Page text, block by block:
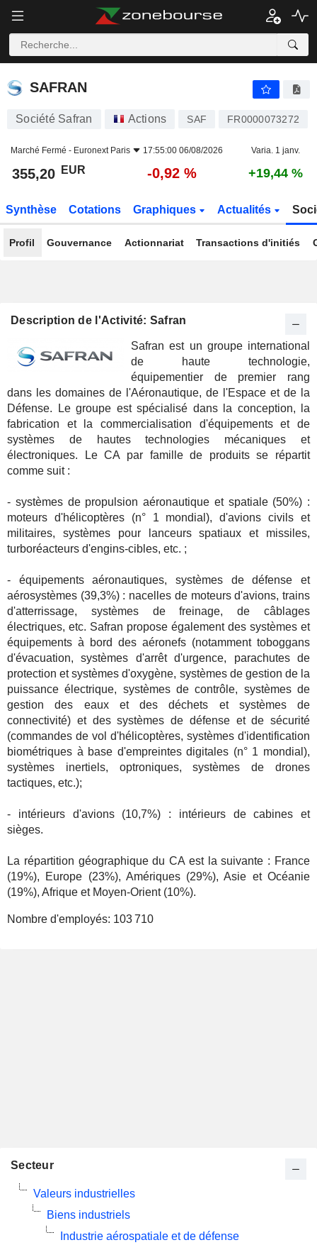
SAFRAN
SAFRAN
Société Safran Actions SAF FR0000073272
Marché Fermé - Euronext Paris 17:55:00 06/08/2026 Varia. 1 janv.
355,20 EUR -0,92 % +19,44 %
Synthèse Cotations Graphiques Actualités
Profil Gouvernance Actionnariat Transactions d'initiés
Description de l'Activité: Safran
Safran est un groupe international
de haute technologie,
équipementier de premier rang
dans les domaines de l'Aéronautique, de l'Espace et de la
Défense. Le groupe est spécialisé dans la conception, la
fabrication et la commercialisation d'équipements et de
systèmes de hautes technologies mécaniques et
électroniques. Le CA par famille de produits se répartit
comme suit :
- systèmes de propulsion aéronautique et spatiale (50%) :
moteurs d'hélicoptères (n° 1 mondial), d'avions civils et
militaires, systèmes pour lanceurs spatiaux et missiles,
turboréacteurs d'engins-cibles, etc. ;
- équipements aéronautiques, systèmes de défense et
aérosystèmes (39,3%) : nacelles de moteurs d'avions, trains
d'atterrissage, systèmes de freinage, de câblages
électriques, etc. Safran propose également des systèmes et
équipements à bord des aéronefs (notamment toboggans
d'évacuation, systèmes d'arrêt d'urgence, parachutes de
protection et systèmes d'oxygène, systèmes de gestion de la
puissance électrique, systèmes de contrôle, systèmes de
gestion des eaux et des déchets et systèmes de
connectivité) et des systèmes de défense et de sécurité
(commandes de vol d'hélicoptères, systèmes d'identification
biométriques à base d'empreintes digitales (n° 1 mondial),
systèmes inertiels, optroniques, systèmes de drones
tactiques, etc.);
- intérieurs d'avions (10,7%) : intérieurs de cabines et
sièges.
La répartition géographique du CA est la suivante : France
(19%), Europe (23%), Amériques (29%), Asie et Océanie
(19%), Afrique et Moyen-Orient (10%).
Nombre d'employés: 103 710
Secteur
Valeurs industrielles
Biens industriels
Industrie aérospatiale et de défense